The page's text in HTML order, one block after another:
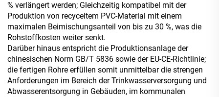
% verlängert werden; Gleichzeitig kompatibel mit der
Produktion von recyceltem PVC-Material mit einem
maximalen Beimischungsanteil von bis zu 30 %, was die
Rohstoffkosten weiter senkt.
Darüber hinaus entspricht die Produktionsanlage der
chinesischen Norm GB/T 5836 sowie der EU-CE-Richtlinie;
die fertigen Rohre erfüllen somit unmittelbar die strengen
Anforderungen im Bereich der Trinkwasserversorgung und
Abwasserentsorgung in Gebäuden, im kommunalen